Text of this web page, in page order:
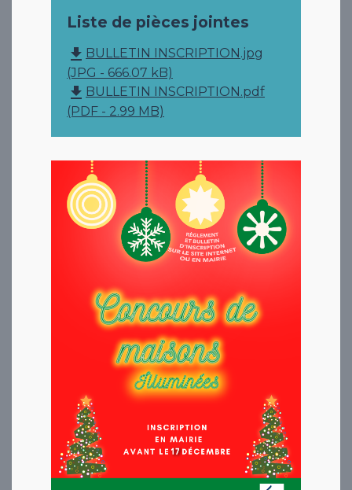
Liste de pièces jointes
file_download BULLETIN INSCRIPTION.jpg
(JPG - 666.07 kB)
file_download BULLETIN INSCRIPTION.pdf
(PDF - 2.99 MB)